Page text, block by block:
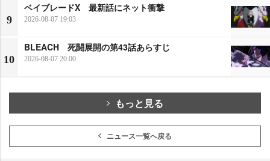
9
ベイブレードX 最新話にネット衝撃
2026-08-07 19:03
10
BLEACH 死闘展開の第43話あらすじ
2026-08-07 20:00
もっと見る
ニュース一覧へ戻る